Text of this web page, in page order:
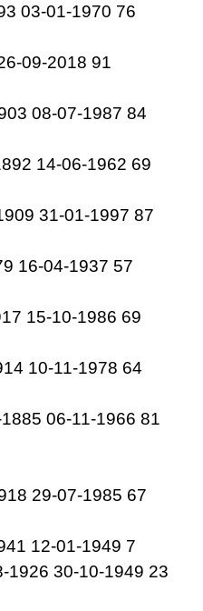
03-01-1970 76
09-2018 91
08-07-1987 84
14-06-1962 69
31-01-1997 87
16-04-1937 57
15-10-1986 69
10-11-1978 64
06-11-1966 81
29-07-1985 67
12-01-1949 7
1926 30-10-1949 23